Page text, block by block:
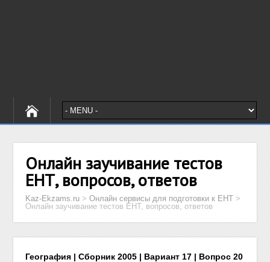
Онлайн заучивание тестов
ЕНТ, вопросов, ответов
Kaz-Ekzams.ru >Онлайн сервисы для подготовки к ЕНТ >
Онлайн заучивание тестов ЕНТ, вопросов, ответов
География | Сборник 2005 | Вариант 17 | Вопрос 20